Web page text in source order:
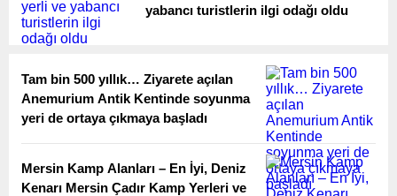
yabancı turistlerin ilgi odağı oldu
Tam bin 500 yıllık… Ziyarete açılan
Anemurium Antik Kentinde soyunma
yeri de ortaya çıkmaya başladı
Mersin Kamp Alanları – En İyi, Deniz
Kenarı Mersin Çadır Kamp Yerleri ve